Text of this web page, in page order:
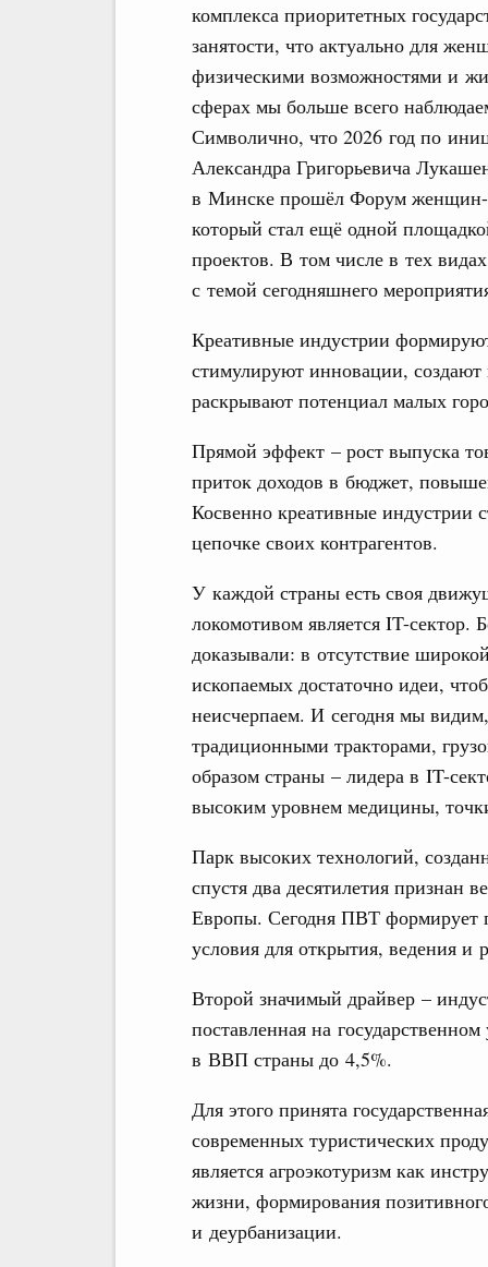
комплекса приоритетных
занятости, что актуально для
физическими возможностями и
сферах мы больше всего
Символично, что 2026 год по
Александра Григорьевича
в Минске прошёл Форум женщин-
который стал ещё одной
проектов. В том числе в тех
с темой сегодняшнего
Креативные индустрии
стимулируют инновации,
раскрывают потенциал малых
Прямой эффект – рост выпуска
приток доходов в бюджет,
Косвенно креативные индустрии
цепочке своих контрагентов.
У каждой страны есть своя
локомотивом является IT-сектор.
доказывали: в отсутствие
ископаемых достаточно идеи,
неисчерпаем. И сегодня мы
традиционными тракторами,
образом страны – лидера в IT-
высоким уровнем медицины,
Парк высоких технологий,
спустя два десятилетия признан
Европы. Сегодня ПВТ формирует
условия для открытия, ведения и
Второй значимый драйвер –
поставленная на
в ВВП страны до 4,5%.
Для этого принята
современных туристических
является агроэкотуризм как
жизни, формирования
и деурбанизации.